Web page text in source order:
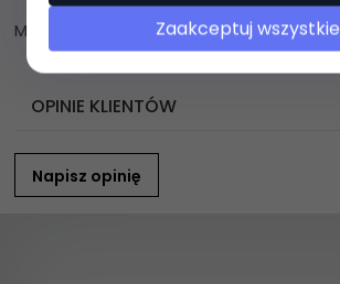
Materiał: 94% wiskoza, 6% elastan
OPINIE KLIENTÓW
Napisz opinię
Zaakceptuj wszystkie